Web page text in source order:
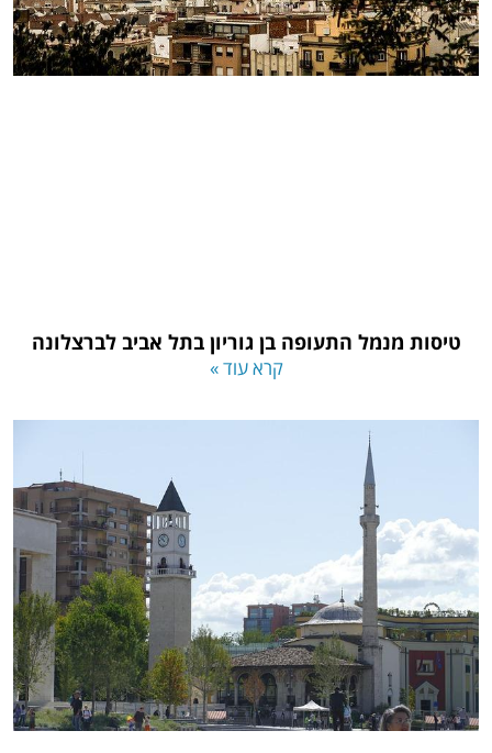
טיסות מנמל התעופה בן גוריון בתל אביב לברצלונה
קרא עוד »